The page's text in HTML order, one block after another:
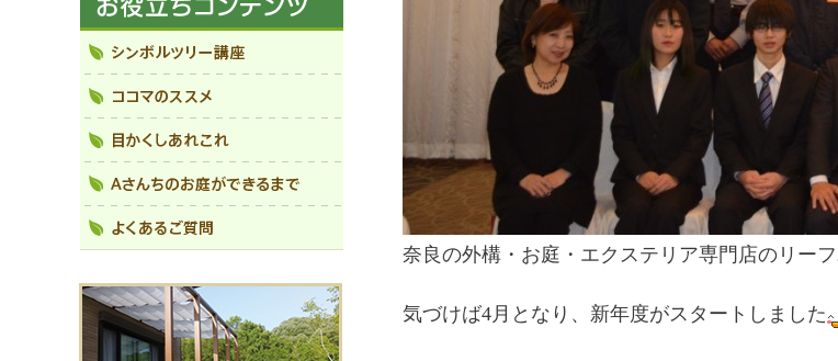
奈良の外構・お庭・エクステリア専門店のリー
気づけば4月となり、新年度がスタートしました